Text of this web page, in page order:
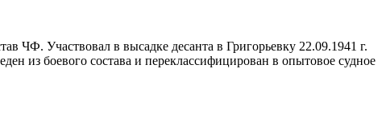
ЧФ. Участвовал в высадке десанта в Григорьевку 22.09.1941 г.
из боевого состава и переклассифицирован в опытовое судное